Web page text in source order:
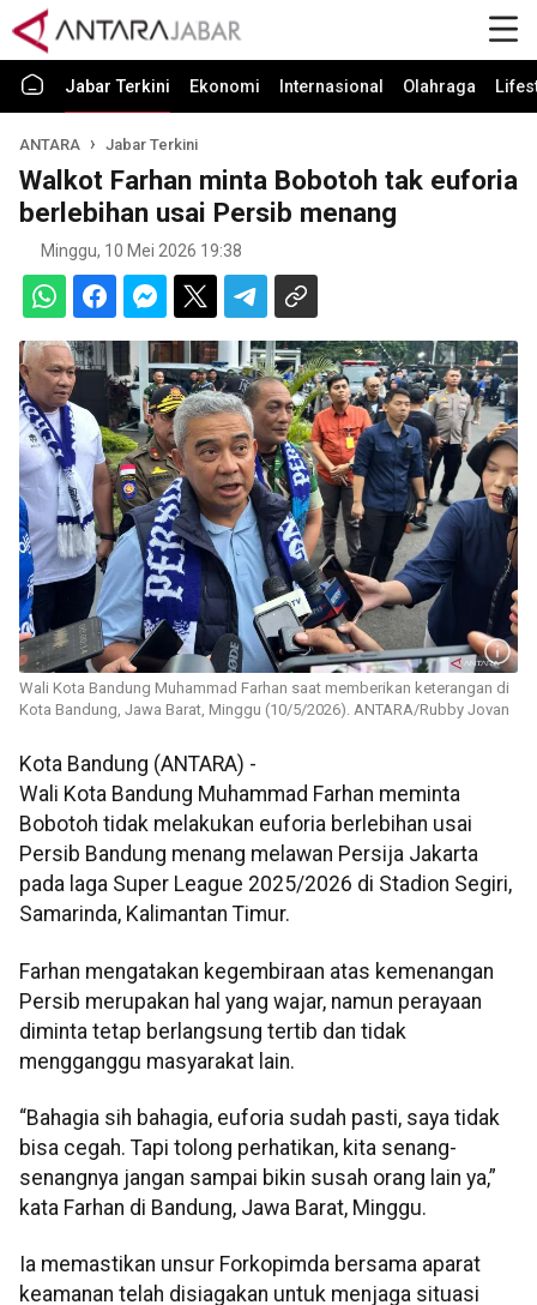
Jabar Terkini Ekonomi Internasional Olahraga
ANTARA Jabar Terkini
Walkot Farhan minta Bobotoh tak euforia
berlebihan usai Persib menang
Minggu, 10 Mei 2026 19:38
Wali Kota Bandung Muhammad Farhan saat memberikan keterangan di
Kota Bandung, Jawa Barat, Minggu (10/5/2026). ANTARA/Rubby Jovan
Kota Bandung (ANTARA) -
Wali Kota Bandung Muhammad Farhan meminta
Bobotoh tidak melakukan euforia berlebihan usai
Persib Bandung menang melawan Persija Jakarta
pada laga Super League 2025/2026 di Stadion Segiri,
Samarinda, Kalimantan Timur.
Farhan mengatakan kegembiraan atas kemenangan
Persib merupakan hal yang wajar, namun perayaan
diminta tetap berlangsung tertib dan tidak
mengganggu masyarakat lain.
“Bahagia sih bahagia, euforia sudah pasti, saya tidak
bisa cegah. Tapi tolong perhatikan, kita senang-
senangnya jangan sampai bikin susah orang lain ya,”
kata Farhan di Bandung, Jawa Barat, Minggu.
Ia memastikan unsur Forkopimda bersama aparat
keamanan telah disiagakan untuk menjaga situasi